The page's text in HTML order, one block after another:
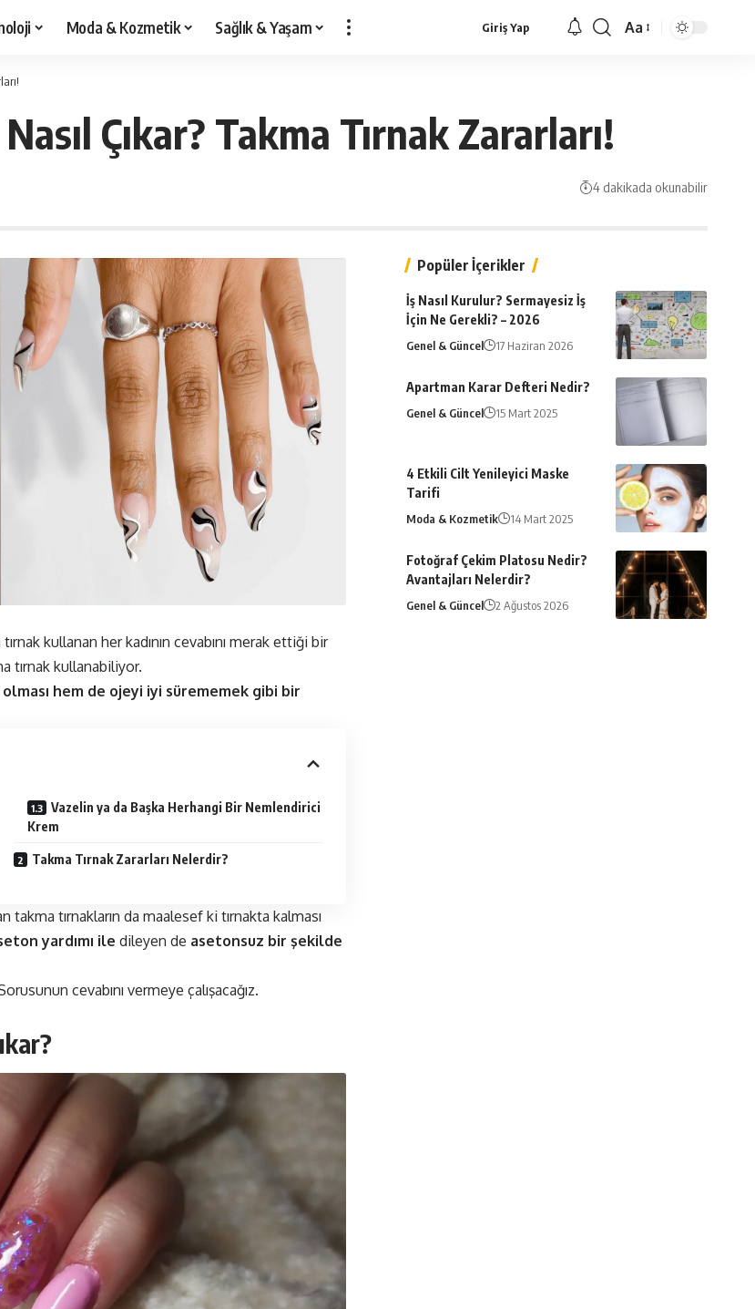
Moda & Kozmetik Sağlık & Yaşam Giriş Yap
Yazı
Aa
Çıkar? Takma Tırnak Zararları!
4 dakikada okunabilir
kullanan her kadının cevabını merak ettiği bir
tırnak kullanabiliyor.
olması hem de ojeyi iyi sürememek gibi bir
Vazelin ya da Başka Herhangi Bir Nemlendirici
Krem
Takma Tırnak Zararları Nelerdir?
takma tırnakların da maalesef ki tırnakta kalması
yardımı ile dileyen de asetonsuz bir şekilde
cevabını vermeye çalışacağız.
Popüler İçerikler
İş Nasıl Kurulur? Sermayesiz İş
İçin Ne Gerekli? – 2026
Genel & Güncel 17 Haziran 2026
Apartman Karar Defteri Nedir?
Genel & Güncel 15 Mart 2025
4 Etkili Cilt Yenileyici Maske
Tarifi
Moda & Kozmetik 14 Mart 2025
Fotoğraf Çekim Platosu Nedir?
Avantajları Nelerdir?
Genel & Güncel 2 Ağustos 2026